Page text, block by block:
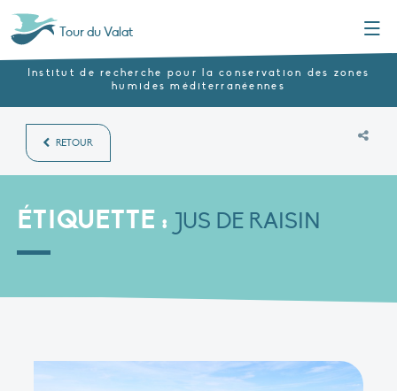
Tour du Valat
Institut de recherche pour la conservation des zones
humides méditerranéennes
RETOUR
ÉTIQUETTE : JUS DE RAISIN